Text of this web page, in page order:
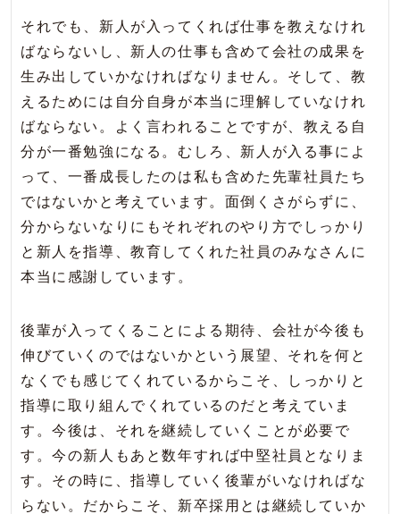
それでも、新人が入ってくれば仕事を教えなけれ
ばならないし、新人の仕事も含めて会社の成果を
生み出していかなければなりません。そして、教
えるためには自分自身が本当に理解していなけれ
ばならない。よく言われることですが、教える自
分が一番勉強になる。むしろ、新人が入る事によ
って、一番成長したのは私も含めた先輩社員たち
ではないかと考えています。面倒くさがらずに、
分からないなりにもそれぞれのやり方でしっかり
と新人を指導、教育してくれた社員のみなさんに
本当に感謝しています。
後輩が入ってくることによる期待、会社が今後も
伸びていくのではないかという展望、それを何と
なくでも感じてくれているからこそ、しっかりと
指導に取り組んでくれているのだと考えていま
す。今後は、それを継続していくことが必要で
す。今の新人もあと数年すれば中堅社員となりま
す。その時に、指導していく後輩がいなければな
らない。だからこそ、新卒採用とは継続していか